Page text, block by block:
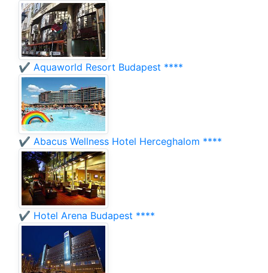
✔️ Aquaworld Resort Budapest ****
✔️ Abacus Wellness Hotel Herceghalom ****
✔️ Hotel Arena Budapest ****